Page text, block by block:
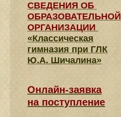
СВЕДЕНИЯ​ ОБ
ОБРАЗОВАТЕЛЬНОЙ
ОРГАНИЗАЦИИ
«Классическая
гимназия при ГЛК
Ю.А. Шичалина»
Онлайн-заявка
на поступление